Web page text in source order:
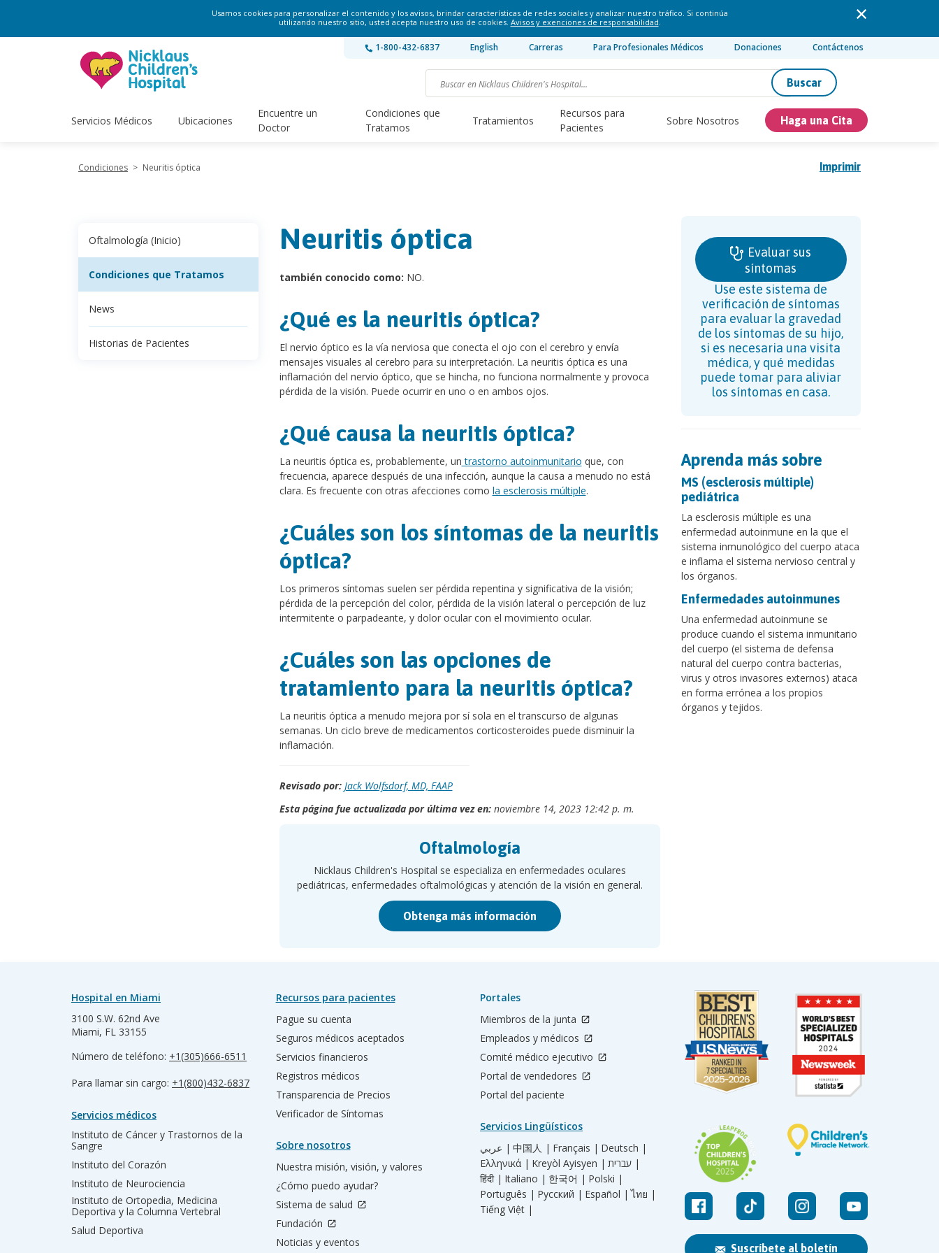
Usamos cookies para personalizar el contenido y los avisos, brindar características de redes sociales y analizar nuestro tráfico. Si continúa
utilizando nuestro sitio, usted acepta nuestro uso de cookies. Avisos y exenciones de responsabilidad.
1-800-432-6837 English Carreras Para Profesionales Médicos Donaciones Contáctenos
Buscar
Servicios Médicos Ubicaciones
Encuentre un
Doctor
Condiciones que
Tratamos
Tratamientos
Recursos para
Pacientes
Sobre Nosotros Haga una Cita
Imprimir
Condiciones > Neuritis óptica
Oftalmología (Inicio)
Condiciones que Tratamos
News
Historias de Pacientes
Neuritis óptica
también conocido como: NO.
¿Qué es la neuritis óptica?
El nervio óptico es la vía nerviosa que conecta el ojo con el cerebro y envía
mensajes visuales al cerebro para su interpretación. La neuritis óptica es una
inflamación del nervio óptico, que se hincha, no funciona normalmente y provoca
pérdida de la visión. Puede ocurrir en uno o en ambos ojos.
¿Qué causa la neuritis óptica?
La neuritis óptica es, probablemente, un trastorno autoinmunitario que, con
frecuencia, aparece después de una infección, aunque la causa a menudo no está
clara. Es frecuente con otras afecciones como la esclerosis múltiple.
¿Cuáles son los síntomas de la neuritis
óptica?
Los primeros síntomas suelen ser pérdida repentina y significativa de la visión;
pérdida de la percepción del color, pérdida de la visión lateral o percepción de luz
intermitente o parpadeante, y dolor ocular con el movimiento ocular.
¿Cuáles son las opciones de
tratamiento para la neuritis óptica?
La neuritis óptica a menudo mejora por sí sola en el transcurso de algunas
semanas. Un ciclo breve de medicamentos corticosteroides puede disminuir la
inflamación.
Revisado por: Jack Wolfsdorf, MD, FAAP
Esta página fue actualizada por última vez en:noviembre 14, 2023 12:42 p. m.
Oftalmología
Nicklaus Children's Hospital se especializa en enfermedades oculares
pediátricas, enfermedades oftalmológicas y atención de la visión en general.
Obtenga más información
Evaluar sus
síntomas
Use este sistema de
verificación de síntomas
para evaluar la gravedad
de los síntomas de su hijo,
si es necesaria una visita
médica, y qué medidas
puede tomar para aliviar
los síntomas en casa.
Aprenda más sobre
MS (esclerosis múltiple)
pediátrica
La esclerosis múltiple es una
enfermedad autoinmune en la que el
sistema inmunológico del cuerpo ataca
e inflama el sistema nervioso central y
los órganos.
Enfermedades autoinmunes
Una enfermedad autoinmune se
produce cuando el sistema inmunitario
del cuerpo (el sistema de defensa
natural del cuerpo contra bacterias,
virus y otros invasores externos) ataca
en forma errónea a los propios
órganos y tejidos.
Suscríbete al boletín
Hospital en Miami
3100 S.W. 62nd Ave
Miami, FL 33155
Número de teléfono: +1(305)666-6511
Para llamar sin cargo: +1(800)432-6837
Servicios médicos
Instituto de Cáncer y Trastornos de la
Sangre
Instituto del Corazón
Instituto de Neurociencia
Instituto de Ortopedia, Medicina
Deportiva y la Columna Vertebral
Salud Deportiva
Recursos para pacientes
Pague su cuenta
Seguros médicos aceptados
Servicios financieros
Registros médicos
Transparencia de Precios
Verificador de Síntomas
Sobre nosotros
Nuestra misión, visión, y valores
¿Cómo puedo ayudar?
Sistema de salud
Fundación
Noticias y eventos
Portales
Miembros de la junta
Empleados y médicos
Comité médico ejecutivo
Portal de vendedores
Portal del paciente
Servicios Lingüísticos
عربي | 中国人 | Français | Deutsch |
Ελληνικά | Kreyòl Ayisyen |
עברית |
हिंदी | Italiano | 한국어 | Polski |
Português | Русский | Español | ไทย |
Tiếng Việt |